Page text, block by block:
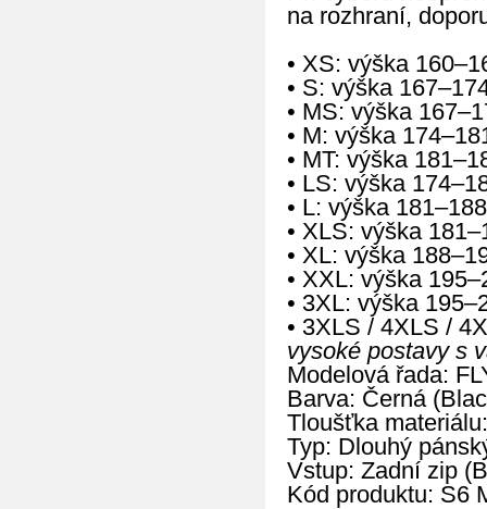
na rozhraní,
• XS: výška
• S: výška
• MS: výška
• M: výška
• MT: výška
• LS: výška
• L: výška
• XLS: výška
• XL: výška
• XXL: výška
• 3XL: výška
• 3XLS / 4XLS /
vysoké postavy s
Modelová řada:
Barva: Černá
Tloušťka
Typ: Dlouhý
Vstup: Zadní zip
Kód produktu: S6